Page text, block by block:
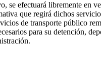
efectuará libremente en
que regirá dichos
de transporte público
para su detención,